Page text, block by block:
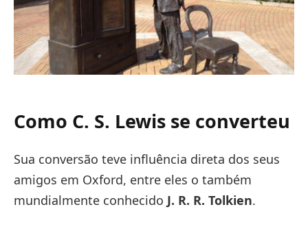
Como C. S. Lewis se converteu
Sua conversão teve influência direta dos seus
amigos em Oxford, entre eles o também
mundialmente conhecido J. R. R. Tolkien.